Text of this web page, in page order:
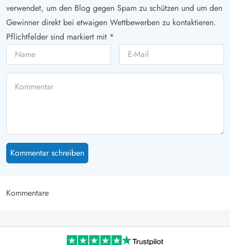
verwendet, um den Blog gegen Spam zu schützen und um den
Gewinner direkt bei etwaigen Wettbewerben zu kontaktieren.
Pflichtfelder sind markiert mit *
Kommentar schreiben
Kommentare